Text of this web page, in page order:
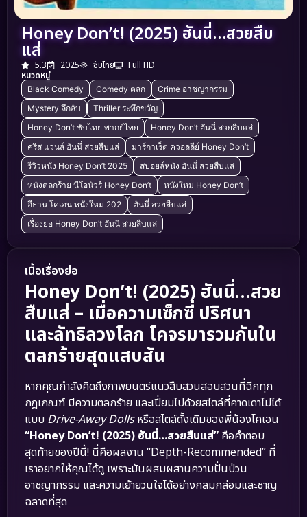
Honey Don’t! (2025) ฮันนี่…สวยสืบ
แส่
5.3 2025 ซับไทย
Full HD
หมวดหมู่
Black Comedy Comedy ตลก
Crime อาชญากรรม
Mystery ลึกลับ
Thriller ระทึกขวัญ
Honey Don’t ซับไทย พากย์ไทย
Honey Don’t ฮันนี่ สวยสืบแส่
คริส แวนส์ ฮันนี่ สวยสืบแส่
มาร์กาเร็ต ควอลลีย์ Honey Don’t
รีวิวหนัง Honey Don’t 2025
สปอยล์หนัง ฮันนี่ สวยสืบแส่
หนังตลกร้าย นีโอนัวร์ Honey Don’t
หนังใหม่ Honey Don’t
อีธาน โคเอน หนังใหม่ 202
ฮันนี่ สวยสืบแส่
เรื่องย่อ Honey Don’t ฮันนี่ สวยสืบแส่
เนื้อเรื่องย่อ
Honey Don’t! (2025) ฮันนี่…สวย
สืบแส่ – เมื่อความเซ็กซี่ ปริศนา
และลัทธิลวงโลก โคจรมารวมกันใน
ตลกร้ายสุดแสบสัน
หากคุณกำลังคิดถึงภาพยนตร์แนวสืบสวนสอบสวนที่ฉีกทุก
กฎเกณฑ์ มีความตลกร้าย และเปี่ยมไปด้วยสไตล์ที่คาดเดาไม่ได้
แบบ Drive-Away Dollsหรือสไตล์ดั้งเดิมของพี่น้องโคเอน
“Honey Don’t! (2025) ฮันนี่…สวยสืบแส่” คือคำตอบ
สุดท้ายของปีนี้! นี่คือผลงาน “Depth-Recommended” ที่
เราอยากให้คุณได้ดู เพราะมันผสมผสานความปั่นป่วน
อาชญากรรม และความเย้ายวนใจได้อย่างกลมกล่อมและชาญ
ฉลาดที่สุด